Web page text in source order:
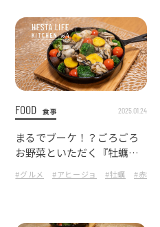
FOOD 食事 2025.01.24
まるでブーケ！？ごろごろ
お野菜といただく『牡蠣ー
#グルメ #アヒージョ #牡蠣 #赤穂